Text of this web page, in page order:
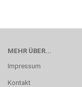
MEHR ÜBER...
Impressum
Kontakt